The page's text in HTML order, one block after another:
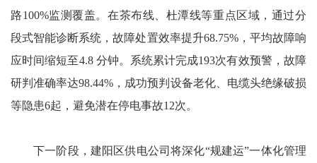
路100%监测覆盖。在茶布线、杜潭线等重点区域，通过分
段式智能诊断系统，故障处置效率提升68.75%，平均故障响
应时间缩短至4.8 分钟。系统累计完成193次有效预警，故障
研判准确率达98.44%，成功预判设备老化、电缆头绝缘破损
等隐患6起，避免潜在停电事故12次。
下一阶段，建阳区供电公司将深化“规建运”一体化管理